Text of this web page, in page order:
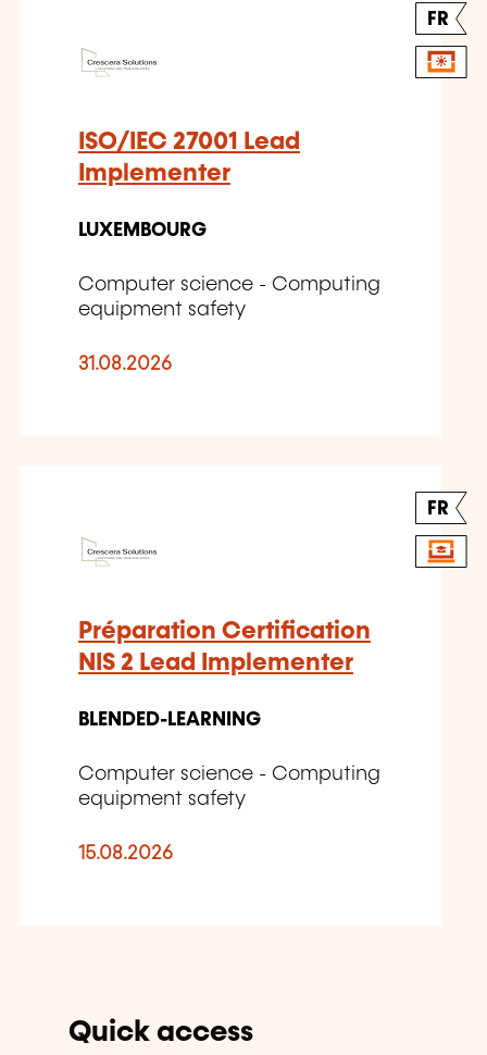
FR
ISO/IEC 27001 Lead
Implementer
LUXEMBOURG
Computer science - Computing
equipment safety
31.08.2026
FR
Préparation Certification
NIS 2 Lead Implementer
BLENDED-LEARNING
Computer science - Computing
equipment safety
15.08.2026
Quick access